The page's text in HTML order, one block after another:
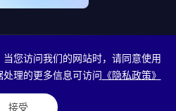
您访问我们的网站时，请同意使用
理的更多信息可访问 《隐私政策》
接受
庆物奇微电子股份有限公司
备50011202502328
2023001936号-2